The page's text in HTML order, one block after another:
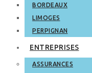
BORDEAUX
LIMOGES
PERPIGNAN
ENTREPRISES
ASSURANCES